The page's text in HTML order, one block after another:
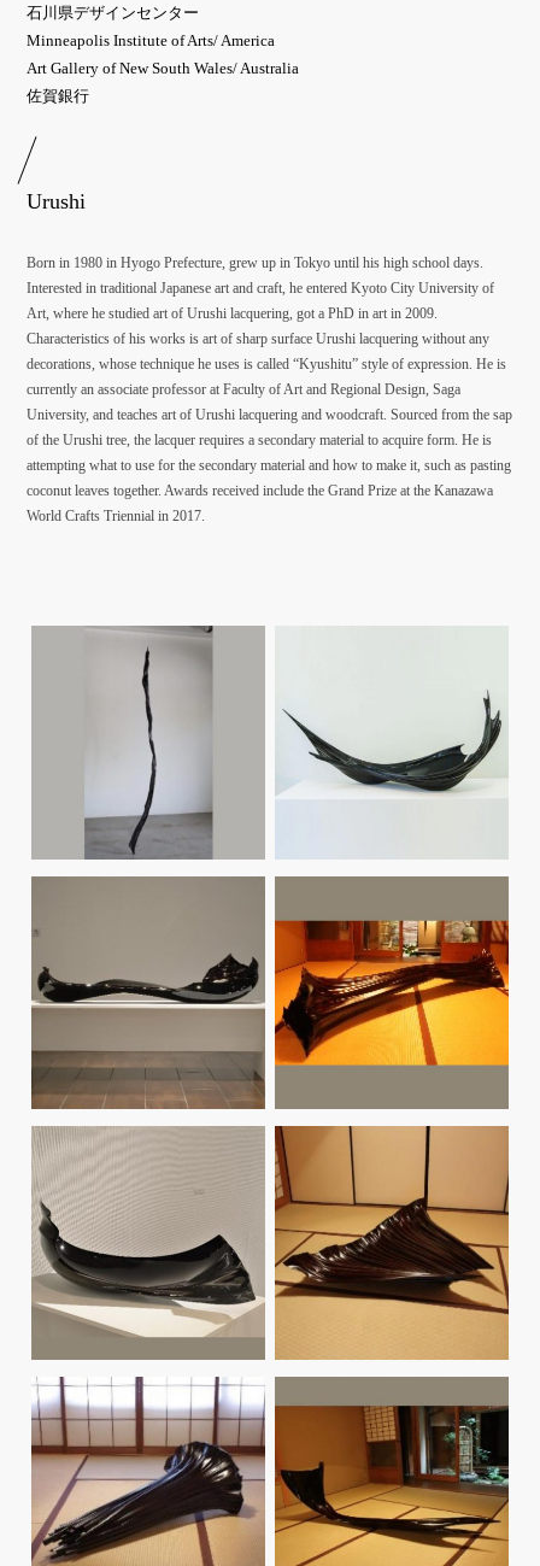
石川県デザインセンター
Minneapolis Institute of Arts/ America
Art Gallery of New South Wales/ Australia
佐賀銀行
Urushi
Born in 1980 in Hyogo Prefecture, grew up in Tokyo until his high school days.
Interested in traditional Japanese art and craft, he entered Kyoto City University of
Art, where he studied art of Urushi lacquering, got a PhD in art in 2009.
Characteristics of his works is art of sharp surface Urushi lacquering without any
decorations, whose technique he uses is called “Kyushitu” style of expression. He is
currently an associate professor at Faculty of Art and Regional Design, Saga
University, and teaches art of Urushi lacquering and woodcraft. Sourced from the sap
of the Urushi tree, the lacquer requires a secondary material to acquire form. He is
attempting what to use for the secondary material and how to make it, such as pasting
coconut leaves together. Awards received include the Grand Prize at the Kanazawa
World Crafts Triennial in 2017.